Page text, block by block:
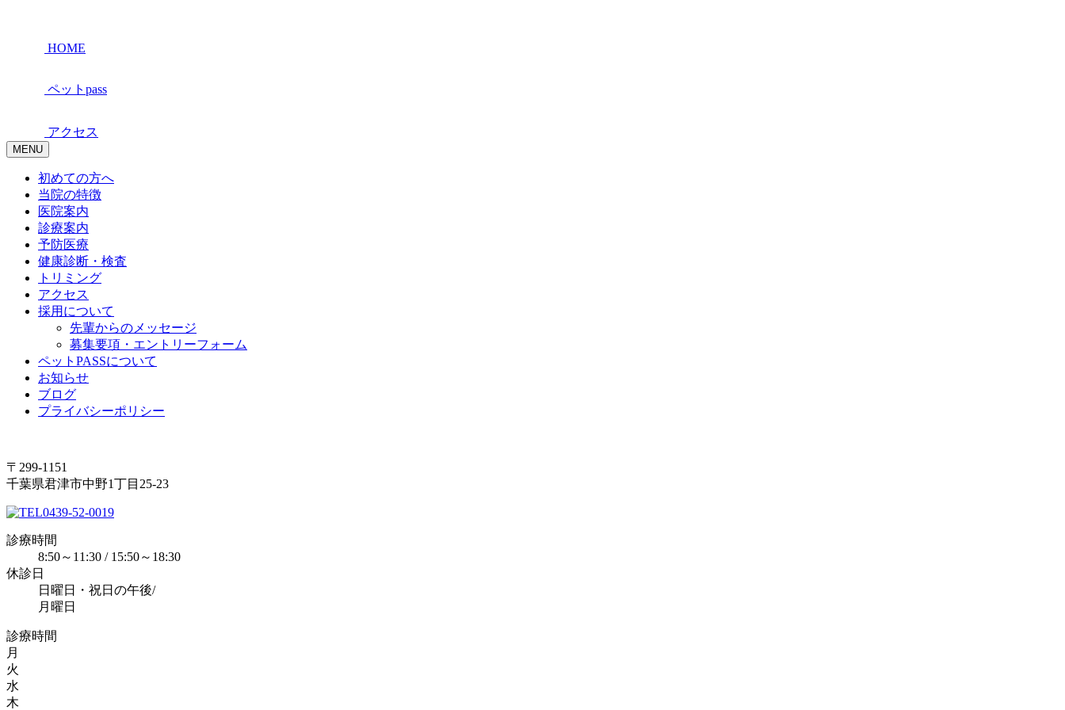
HOME
ペットpass
アクセス
MENU
初めての方へ
当院の特徴
医院案内
診療案内
予防医療
健康診断・検査
トリミング
アクセス
採用について
先輩からのメッセージ
募集要項・エントリーフォーム
ペットPASSについて
お知らせ
ブログ
プライバシーポリシー
〒299-1151
千葉県君津市中野1丁目25‐23
0439-52-0019
診療時間
8:50～11:30 / 15:50～18:30
休診日
日曜日・祝日の午後/
月曜日
診療時間
月
火
水
木